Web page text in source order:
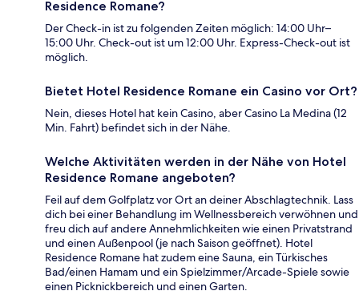
Residence Romane?
Der Check-in ist zu folgenden Zeiten möglich: 14:00 Uhr–
15:00 Uhr. Check-out ist um 12:00 Uhr. Express-Check-out ist
möglich.
Bietet Hotel Residence Romane ein Casino vor Ort?
Nein, dieses Hotel hat kein Casino, aber Casino La Medina (12
Min. Fahrt) befindet sich in der Nähe.
Welche Aktivitäten werden in der Nähe von Hotel
Residence Romane angeboten?
Feil auf dem Golfplatz vor Ort an deiner Abschlagtechnik. Lass
dich bei einer Behandlung im Wellnessbereich verwöhnen und
freu dich auf andere Annehmlichkeiten wie einen Privatstrand
und einen Außenpool (je nach Saison geöffnet). Hotel
Residence Romane hat zudem eine Sauna, ein Türkisches
Bad/einen Hamam und ein Spielzimmer/Arcade-Spiele sowie
einen Picknickbereich und einen Garten.